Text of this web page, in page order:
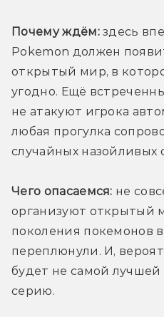
Почему ждём: здесь
Pokemon должен
открытый мир, в
угодно. Ещё
не атакуют игрока
любая прогулка
случайных назойливых
Чего опасаемся: не
организуют открытый
поколения покемонов
переплюнули. И,
будет не самой лучшей
серию.